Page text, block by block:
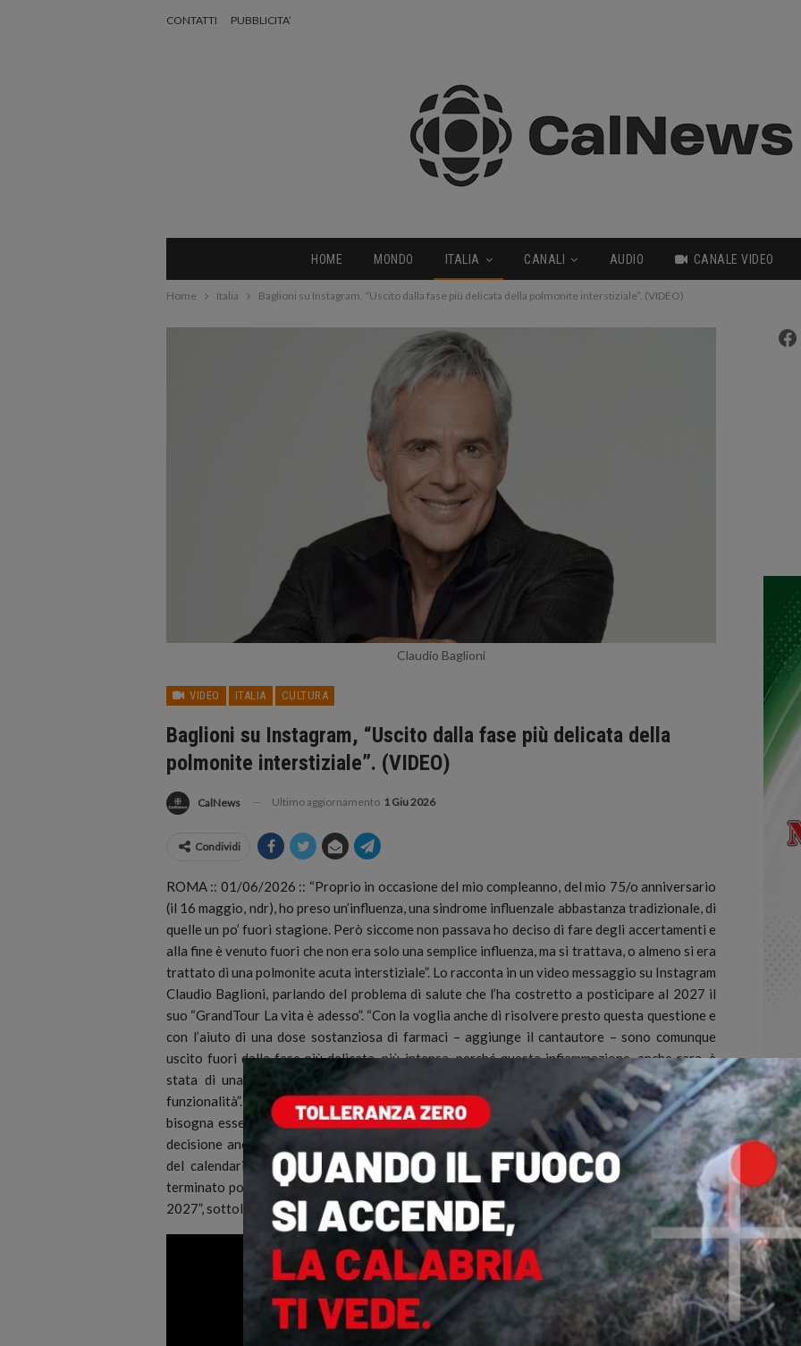
CONTATTI PUBBLICITA’
HOME MONDO ITALIA CANALI AUDIO CANALE VIDEO
Home Italia Baglioni su Instagram, “Uscito dalla fase più delicata della polmonite interstiziale”. (VIDEO)
Claudio Baglioni
VIDEO ITALIA CULTURA
Baglioni su Instagram, “Uscito dalla fase più delicata della
polmonite interstiziale”. (VIDEO)
CalNews Ultimo aggiornamento 1 Giu 2026
Condividi
ROMA :: 01/06/2026 :: “Proprio in occasione del mio compleanno, del mio 75/o anniversario
(il 16 maggio, ndr), ho preso un’influenza, una sindrome influenzale abbastanza tradizionale, di
quelle un po’ fuori stagione. Però siccome non passava ho deciso di fare degli accertamenti e
alla fine è venuto fuori che non era solo una semplice influenza, ma si trattava, o almeno si era
trattato di una polmonite acuta interstiziale”. Lo racconta in un video messaggio su Instagram
Claudio Baglioni, parlando del problema di salute che l’ha costretto a posticipare al 2027 il
suo “GrandTour La vita è adesso”. “Con la voglia anche di risolvere presto questa questione e
con l’aiuto di una dose sostanziosa di farmaci – aggiunge il cantautore – sono comunque
uscito fuori dalla fase più delicata, più intensa, perché questa infiammazione, anche rara, è
stata di una certa rilevanza e adesso, sistemato l’apparato, bisogna recuperare la sua
funzionalità”. Per “cantare tre ore quasi ogni sera un repertorio anche piuttosto impegnativo”
bisogna essere “proprio al meglio della condizione e quindi abbiamo dovuto prendere una
decisione anche dolorosa, difficile perché è significato scegliere di prendere tutto il blocco
del calendario del Grand Tour, quello che sarebbe partito il 29 di giugno da Venezia e
terminato poi a settembre a Torino, spostandolo esattamente di un anno, quindi dal 2026 al
2027”, sottolinea.